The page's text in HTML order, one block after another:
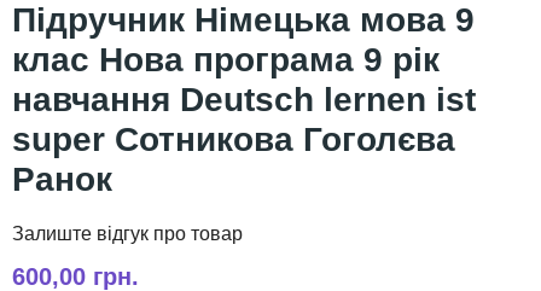
Підручник Німецька мова 9
клас Нова програма 9 рік
навчання Deutsch lernen ist
super Сотникова Гоголєва
Ранок
600,00 грн.